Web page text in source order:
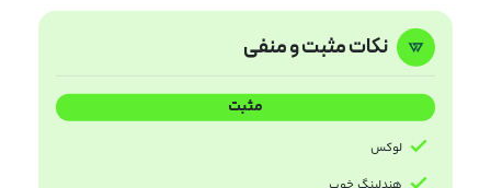
نکات مثبت و منفی
مثبت
لوکس